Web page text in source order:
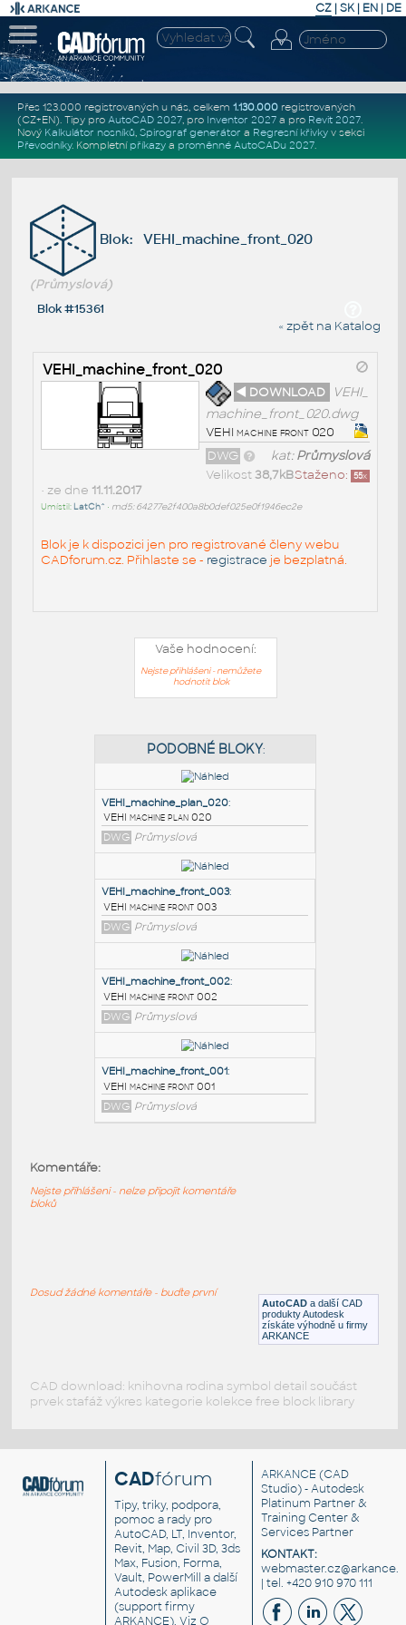
CZ | SK| EN | DE
Přes 123.000 registrovaných u nás, celkem 1.130.000registrovaných
(CZ+EN). Tipy pro AutoCAD 2027, pro Inventor 2027a pro Revit 2027.
Nový Kalkulátor nosníků, Spirograf generátor a Regresní křivkyv sekci
Převodníky. Kompletní příkazya proměnné AutoCADu 2027.
Blok: VEHI_machine_front_020
(Průmyslová)
Blok #15361
« zpět na Katalog
VEHI_machine_front_020
◄ DOWNLOAD
VEHI_
machine_front_020.dwg
VEHI machine front 020
kat:Průmyslová
DWG
Staženo: 55x
Velikost38,7kB
• ze dne 11.11.2017
Umístil: LatCh^ • md5: 64277e2f400a8b0def025e0f1946ec2e
Blok je k dispozici jen pro registrované členy webu
CADforum.cz. Přihlaste se - registrace je bezplatná.
Vaše hodnocení:
Nejste přihlášeni - nemůžete
hodnotit blok
PODOBNÉ BLOKY:
VEHI_machine_plan_020:
VEHI machine plan 020
DWG Průmyslová
VEHI_machine_front_003
VEHI machine front 003
DWG Průmyslová
DWG Průmyslová
DWG
Průmyslová AutoCAD a další CAD
produkty Autodesk
získáte výhodně u firmy
ARKANCE
Komentáře:
Nejste přihlášeni - nelze připojit komentáře
bloků
Dosud žádné komentáře - buďte první
CAD download: knihovna rodina symbol detail součást
prvek stafáž výkres kategorie kolekce free block library
CADfórum
Tipy, triky, podpora,
pomoc a rady pro
AutoCAD, LT, Inventor,
Revit, Map, Civil 3D, 3ds
Max, Fusion, Forma,
Vault, PowerMill a další
Autodesk aplikace
(support firmy
ARKANCE). VizO
ARKANCE (CAD
Studio) - Autodesk
Platinum Partner &
Training Center &
Services Partner
KONTAKT:
| tel. +420 910 970 111